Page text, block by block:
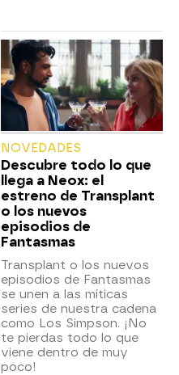
NOVEDADES
Descubre todo lo que
llega a Neox: el
estreno de Transplant
o los nuevos
episodios de
Fantasmas
Transplant o los nuevos
episodios de Fantasmas
se unen a las míticas
series de nuestra cadena
como Los Simpson. ¡No
te pierdas todo lo que
viene dentro de muy
poco!